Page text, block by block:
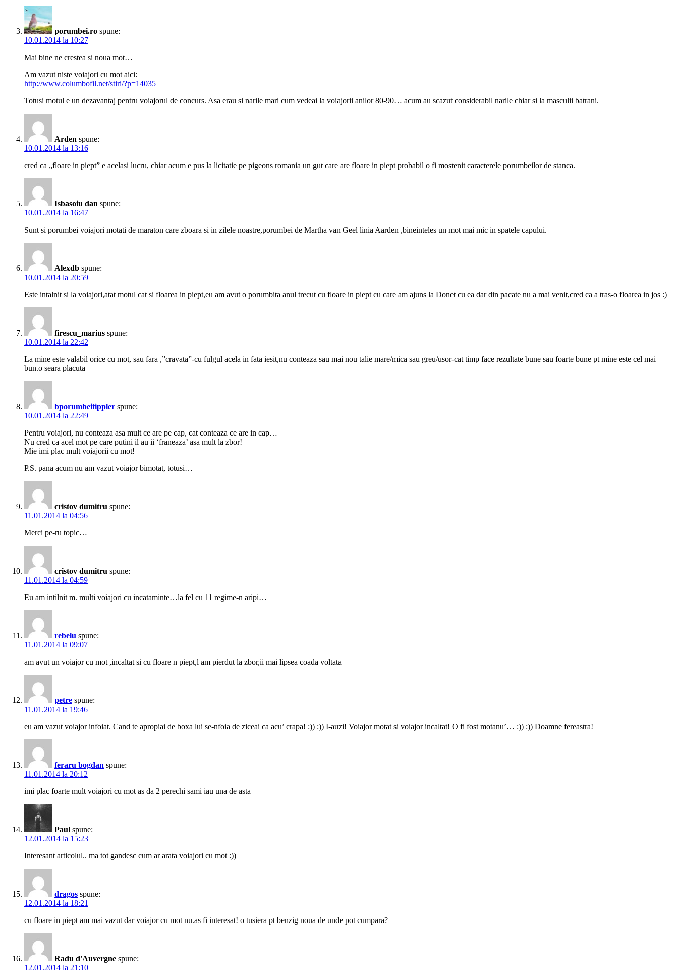
porumbei.ro spune:
10.01.2014 la 10:27
Mai bine ne crestea si noua mot…
Am vazut niste voiajori cu mot aici:
http://www.columbofil.net/stiri/?p=14035
Totusi motul e un dezavantaj pentru voiajorul de concurs. Asa erau si narile mari cum vedeai la voiajorii anilor 80-90… acum au scazut considerabil narile chiar si la masculii batrani.
Arden spune:
10.01.2014 la 13:16
cred ca „floare in piept” e acelasi lucru, chiar acum e pus la licitatie pe pigeons romania un gut care are floare in piept probabil o fi mostenit caracterele porumbeilor de stanca.
Isbasoiu dan spune:
10.01.2014 la 16:47
Sunt si porumbei voiajori motati de maraton care zboara si in zilele noastre,porumbei de Martha van Geel linia Aarden ,bineinteles un mot mai mic in spatele capului.
Alexdb spune:
10.01.2014 la 20:59
Este intalnit si la voiajori,atat motul cat si floarea in piept,eu am avut o porumbita anul trecut cu floare in piept cu care am ajuns la Donet cu ea dar din pacate nu a mai venit,cred ca a tras-o floarea in jos :)
firescu_marius spune:
10.01.2014 la 22:42
La mine este valabil orice cu mot, sau fara ,”cravata”-cu fulgul acela in fata iesit,nu conteaza sau mai nou talie mare/mica sau greu/usor-cat timp face rezultate bune sau foarte bune pt mine este cel mai
bun.o seara placuta
bporumbeitippler spune:
10.01.2014 la 22:49
Pentru voiajori, nu conteaza asa mult ce are pe cap, cat conteaza ce are in cap…
Nu cred ca acel mot pe care putini il au ii ‘franeaza’ asa mult la zbor!
Mie imi plac mult voiajorii cu mot!
P.S. pana acum nu am vazut voiajor bimotat, totusi…
cristov dumitru spune:
11.01.2014 la 04:56
Merci pe-ru topic…
cristov dumitru spune:
11.01.2014 la 04:59
Eu am intilnit m. multi voiajori cu incataminte…la fel cu 11 regime-n aripi…
rebelu spune:
11.01.2014 la 09:07
am avut un voiajor cu mot ,incaltat si cu floare n piept,l am pierdut la zbor,ii mai lipsea coada voltata
petre spune:
11.01.2014 la 19:46
eu am vazut voiajor infoiat. Cand te apropiai de boxa lui se-nfoia de ziceai ca acu’ crapa! :)) :)) I-auzi! Voiajor motat si voiajor incaltat! O fi fost motanu’… :)) :)) Doamne fereastra!
feraru bogdan spune:
11.01.2014 la 20:12
imi plac foarte mult voiajori cu mot as da 2 perechi sami iau una de asta
Paul spune:
12.01.2014 la 15:23
Interesant articolul.. ma tot gandesc cum ar arata voiajori cu mot :))
dragos spune:
12.01.2014 la 18:21
cu floare in piept am mai vazut dar voiajor cu mot nu.as fi interesat! o tusiera pt benzig noua de unde pot cumpara?
Radu d'Auvergne spune:
12.01.2014 la 21:10